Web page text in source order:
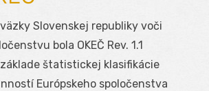
Slovenskej republiky voči
bola OKEČ Rev. 1.1
štatistickej klasifikácie
Európskeho spoločenstva